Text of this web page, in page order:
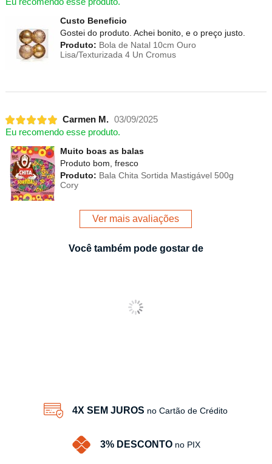
Eu recomendo esse produto.
Custo Beneficio
Gostei do produto. Achei bonito, e o preço justo.
Produto: Bola de Natal 10cm Ouro
Lisa/Texturizada 4 Un Cromus
Carmen M. 03/09/2025
Eu recomendo esse produto.
Muito boas as balas
Produto bom, fresco
Produto: Bala Chita Sortida Mastigável 500g
Cory
Ver mais avaliações
Você também pode gostar de
4X SEM JUROS no Cartão de Crédito
3% DESCONTO no PIX